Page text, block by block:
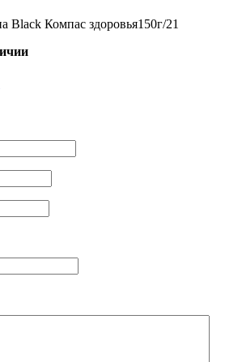
Black Компас здоровья150г/21